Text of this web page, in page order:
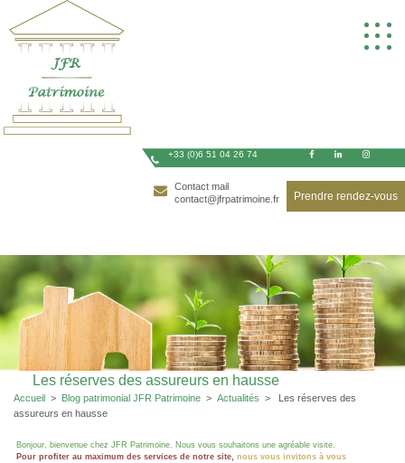
to
content
+33 (0)6 51 04 26 74
Contact mail
contact@jfrpatrimoine.fr
Prendre rendez-vous
Les réserves des assureurs en hausse
Accueil > Blog patrimonial JFR Patrimoine > Actualités >
Les réserves des
assureurs en hausse
Bonjour, bienvenue chez JFR Patrimoine. Nous vous souhaitons une agréable visite.
Pour profiter au maximum des services de notre site, nous vous invitons à vous